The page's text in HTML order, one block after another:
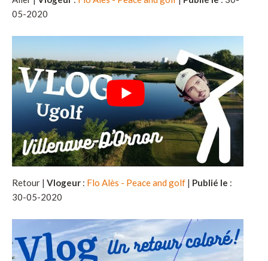
05-2020
Retour | Vlogeur : Flo Alès - Peace and golf | Publié le :
30-05-2020